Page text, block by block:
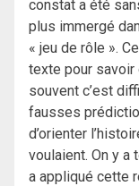
constat a été
plus immergé
« jeu de rôle ».
texte pour savoir
souvent c’est
fausses
d’orienter
voulaient. On y a
a appliqué cette